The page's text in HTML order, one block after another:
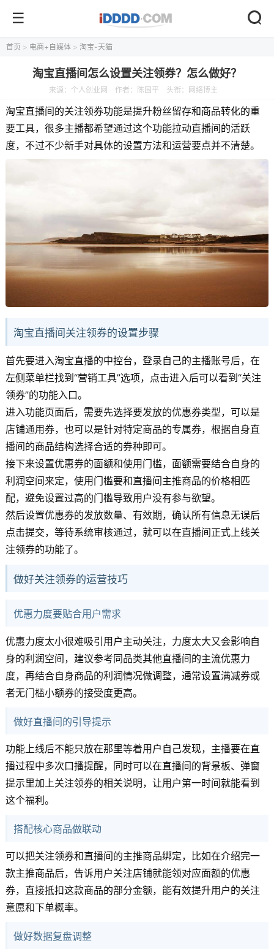
首页 > 电商+自媒体 > 淘宝-天猫
淘宝直播间怎么设置关注领券？怎么做好？
来源： 个人创业网 作者：陈国平 头衔：网络博主
淘宝直播间的关注领券功能是提升粉丝留存和商品转化的重
要工具，很多主播都希望通过这个功能拉动直播间的活跃
度，不过不少新手对具体的设置方法和运营要点并不清楚。
淘宝直播间关注领券的设置步骤
首先要进入淘宝直播的中控台，登录自己的主播账号后，在
左侧菜单栏找到“营销工具”选项，点击进入后可以看到“关注
领券”的功能入口。
进入功能页面后，需要先选择要发放的优惠券类型，可以是
店铺通用券，也可以是针对特定商品的专属券，根据自身直
播间的商品结构选择合适的券种即可。
接下来设置优惠券的面额和使用门槛，面额需要结合自身的
利润空间来定，使用门槛要和直播间主推商品的价格相匹
配，避免设置过高的门槛导致用户没有参与欲望。
然后设置优惠券的发放数量、有效期，确认所有信息无误后
点击提交，等待系统审核通过，就可以在直播间正式上线关
注领券的功能了。
做好关注领券的运营技巧
优惠力度要贴合用户需求
优惠力度太小很难吸引用户主动关注，力度太大又会影响自
身的利润空间，建议参考同品类其他直播间的主流优惠力
度，再结合自身商品的利润情况做调整，通常设置满减券或
者无门槛小额券的接受度更高。
做好直播间的引导提示
功能上线后不能只放在那里等着用户自己发现，主播要在直
播过程中多次口播提醒，同时可以在直播间的背景板、弹窗
提示里加上关注领券的相关说明，让用户第一时间就能看到
这个福利。
搭配核心商品做联动
可以把关注领券和直播间的主推商品绑定，比如在介绍完一
款主推商品后，告诉用户关注店铺就能领对应面额的优惠
券，直接抵扣这款商品的部分金额，能有效提升用户的关注
意愿和下单概率。
做好数据复盘调整